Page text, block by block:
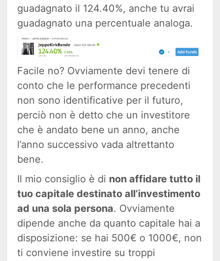
guadagnato il 124.40%, anche tu avrai
guadagnato una percentuale analoga.
Facile no? Ovviamente devi tenere di
conto che le performance precedenti
non sono identificative per il futuro,
perciò non è detto che un investitore
che è andato bene un anno, anche
l’anno successivo vada altrettanto
bene.
Il mio consiglio è di non affidare tutto il
tuo capitale destinato all’investimento
ad una sola persona. Ovviamente
dipende anche da quanto capitale hai a
disposizione: se hai 500€ o 1000€, non
ti conviene investire su troppi